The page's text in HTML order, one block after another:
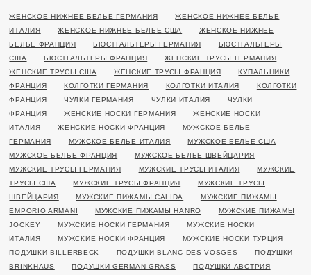
ЖЕНСКОЕ НИЖНЕЕ БЕЛЬЕ ГЕРМАНИЯ
ЖЕНСКОЕ НИЖНЕЕ БЕЛЬЕ
ИТАЛИЯ
ЖЕНСКОЕ НИЖНЕЕ БЕЛЬЕ США
ЖЕНСКОЕ НИЖНЕЕ
БЕЛЬЕ ФРАНЦИЯ
БЮСТГАЛЬТЕРЫ ГЕРМАНИЯ
БЮСТГАЛЬТЕРЫ
США
БЮСТГАЛЬТЕРЫ ФРАНЦИЯ
ЖЕНСКИЕ ТРУСЫ ГЕРМАНИЯ
ЖЕНСКИЕ ТРУСЫ США
ЖЕНСКИЕ ТРУСЫ ФРАНЦИЯ
КУПАЛЬНИКИ
ФРАНЦИЯ
КОЛГОТКИ ГЕРМАНИЯ КОЛГОТКИ ИТАЛИЯ
КОЛГОТКИ
ФРАНЦИЯ
ЧУЛКИ ГЕРМАНИЯ ЧУЛКИ ИТАЛИЯ
ЧУЛКИ
ФРАНЦИЯ
ЖЕНСКИЕ НОСКИ ГЕРМАНИЯ
ЖЕНСКИЕ НОСКИ
ИТАЛИЯ
ЖЕНСКИЕ НОСКИ ФРАНЦИЯ
МУЖСКОЕ БЕЛЬЕ
ГЕРМАНИЯ
МУЖСКОЕ БЕЛЬЕ ИТАЛИЯ
МУЖСКОЕ БЕЛЬЕ США
МУЖСКОЕ БЕЛЬЕ ФРАНЦИЯ
МУЖСКОЕ БЕЛЬЕ ШВЕЙЦАРИЯ
МУЖСКИЕ ТРУСЫ ГЕРМАНИЯ
МУЖСКИЕ ТРУСЫ ИТАЛИЯ
МУЖСКИЕ
ТРУСЫ США
МУЖСКИЕ ТРУСЫ ФРАНЦИЯ
МУЖСКИЕ ТРУСЫ
ШВЕЙЦАРИЯ
МУЖСКИЕ ПИЖАМЫ CALIDA
МУЖСКИЕ ПИЖАМЫ
EMPORIO ARMANI
МУЖСКИЕ ПИЖАМЫ HANRO
МУЖСКИЕ ПИЖАМЫ
JOCKEY
МУЖСКИЕ НОСКИ ГЕРМАНИЯ
МУЖСКИЕ НОСКИ
ИТАЛИЯ
МУЖСКИЕ НОСКИ ФРАНЦИЯ
МУЖСКИЕ НОСКИ ТУРЦИЯ
ПОДУШКИ BILLERBECK
ПОДУШКИ BLANC DES VOSGES
ПОДУШКИ
BRINKHAUS
ПОДУШКИ GERMAN GRASS
ПОДУШКИ АВСТРИЯ